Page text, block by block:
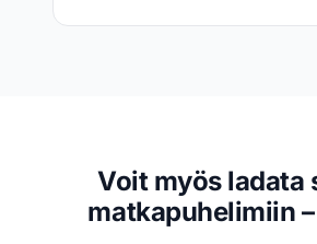
Voit myös ladata
matkapuhelimiin